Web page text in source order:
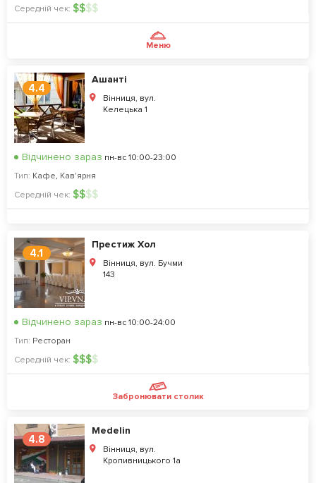
Середній чек: $$$$
Меню
4.4
Ашанті
Вінниця, вул.
Келецька 1
Відчинено зараз пн-вс 10:00-23:00
Тип: Кафе, Кав'ярня
Середній чек: $$$$
4.1
Престиж Хол
Вінниця, вул. Бучми
143
Відчинено зараз пн-вс 10:00-24:00
Тип: Ресторан
Середній чек: $$$$
Забронювати столик
4.8
Medelin
Вінниця, вул.
Кропивницького 1а